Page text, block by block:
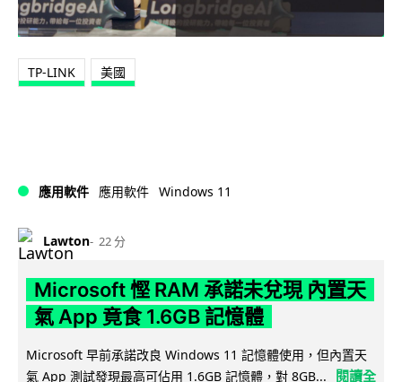
TP-LINK 美國
應用軟件 應用軟件 Windows 11
Lawton 22 分
Microsoft 慳 RAM 承諾未兌現 內置天
氣 App 竟食 1.6GB 記憶體
Microsoft 早前承諾改良 Windows 11 記憶體使用，但內置天
氣 App 測試發現最高可佔用 1.6GB 記憶體，對 8GB...
閱讀全